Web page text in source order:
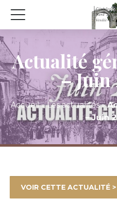
Actualité
– Juin
Accueil»Les actualités»
– Juin
VOIR CETTE ACTUALITÉ >